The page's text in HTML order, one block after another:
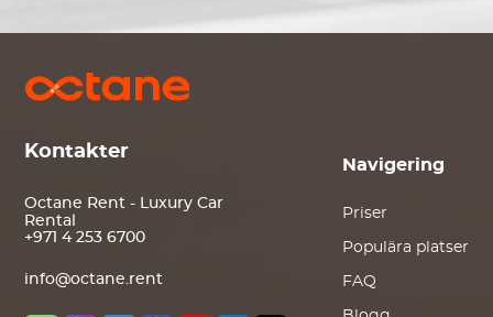
Kontakter
Octane Rent - Luxury Car
Rental
+971 4 253 6700
info@octane.rent
Navigering
Priser
Populära platser
FAQ